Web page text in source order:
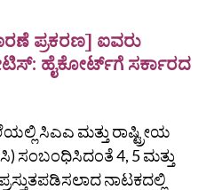
ಪ್ರಕರಣ] ಐವರು
ಹೈಕೋರ್ಟ್‌ಗೆ ಸರ್ಕಾರದ
ಸಿಎಎ ಮತ್ತು ರಾಷ್ಟ್ರೀಯ
4, 5 ಮತ್ತು
ನಾಟಕದಲ್ಲಿ